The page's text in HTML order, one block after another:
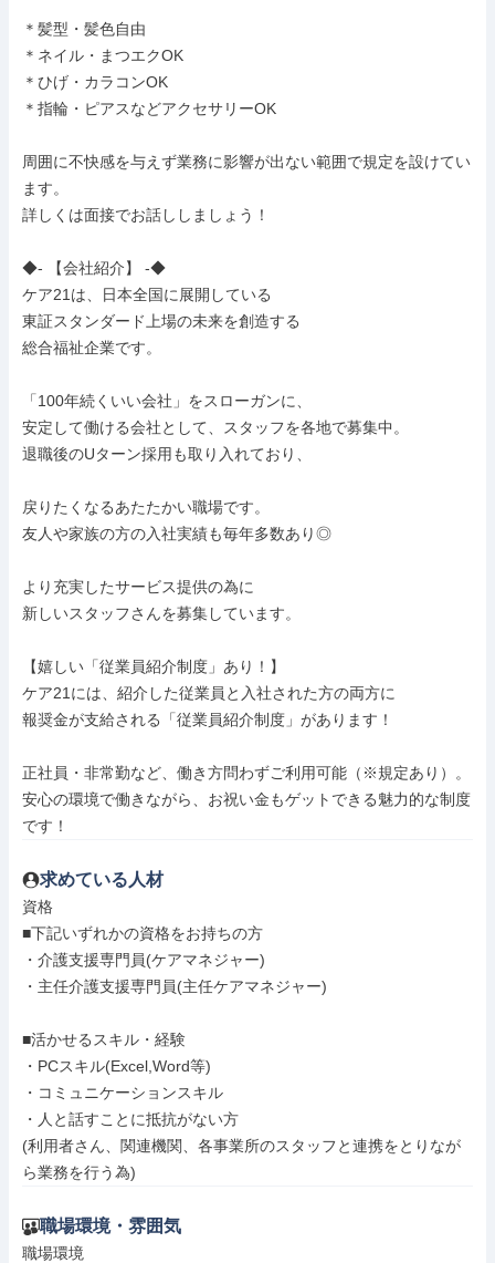
＊髪型・髪色自由
＊ネイル・まつエクOK
＊ひげ・カラコンOK
＊指輪・ピアスなどアクセサリーOK
周囲に不快感を与えず業務に影響が出ない範囲で規定を設けてい
ます。
詳しくは面接でお話ししましょう！
◆- 【会社紹介】 -◆
ケア21は、日本全国に展開している
東証スタンダード上場の未来を創造する
総合福祉企業です。
「100年続くいい会社」をスローガンに、
安定して働ける会社として、スタッフを各地で募集中。
退職後のUターン採用も取り入れており、
戻りたくなるあたたかい職場です。
友人や家族の方の入社実績も毎年多数あり◎
より充実したサービス提供の為に
新しいスタッフさんを募集しています。
【嬉しい「従業員紹介制度」あり！】
ケア21には、紹介した従業員と入社された方の両方に
報奨金が支給される「従業員紹介制度」があります！
正社員・非常勤など、働き方問わずご利用可能（※規定あり）。
安心の環境で働きながら、お祝い金もゲットできる魅力的な制度
です！
求めている人材
資格
■下記いずれかの資格をお持ちの方
・介護支援専門員(ケアマネジャー)
・主任介護支援専門員(主任ケアマネジャー)
■活かせるスキル・経験
・PCスキル(Excel,Word等)
・コミュニケーションスキル
・人と話すことに抵抗がない方
(利用者さん、関連機関、各事業所のスタッフと連携をとりなが
ら業務を行う為)
職場環境・雰囲気
職場環境